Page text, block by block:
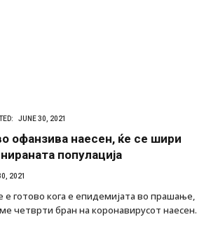
JUNE 30, 2021
офанзива наесен, ќе се шири
популација
2021
готово кога е епидемијата во прашање,
четврти бран на коронавирусот наесен.